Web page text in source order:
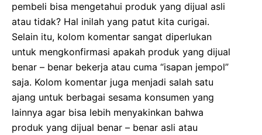
pembeli bisa mengetahui produk yang dijual asli
atau tidak? Hal inilah yang patut kita curigai.
Selain itu, kolom komentar sangat diperlukan
untuk mengkonfirmasi apakah produk yang dijual
benar – benar bekerja atau cuma “isapan jempol”
saja. Kolom komentar juga menjadi salah satu
ajang untuk berbagai sesama konsumen yang
lainnya agar bisa lebih menyakinkan bahwa
produk yang dijual benar – benar asli atau